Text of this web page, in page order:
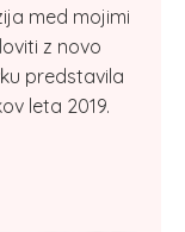
med mojimi
z novo
predstavila
leta 2019.